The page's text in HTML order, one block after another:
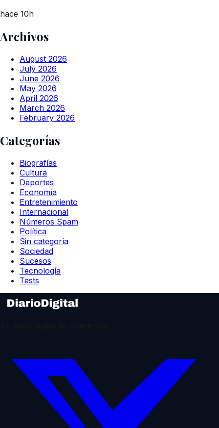
hace 10h
Archivos
August 2026
July 2026
June 2026
May 2026
April 2026
March 2026
February 2026
Categorías
Biografías
Cultura
Deportes
Economía
Entretenimiento
Internacional
Números Spam
Política
Sin categoría
Sociedad
Sucesos
Tecnología
Tests